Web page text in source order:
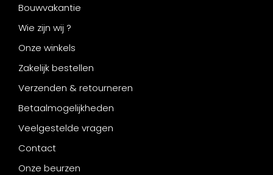
Bouwvakantie
Wie zijn wij ?
Onze winkels
Zakelijk bestellen
Verzenden & retourneren
Betaalmogelijkheden
Veelgestelde vragen
Contact
Onze beurzen